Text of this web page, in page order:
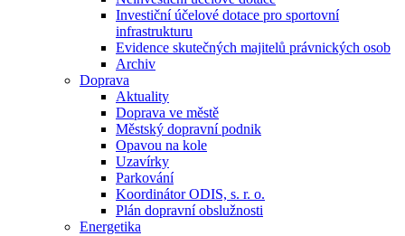
Investiční účelové dotace pro sportovní
infrastrukturu
Evidence skutečných majitelů právnických osob
Archiv
Doprava
Aktuality
Doprava ve městě
Městský dopravní podnik
Opavou na kole
Uzavírky
Parkování
Koordinátor ODIS, s. r. o.
Plán dopravní obslužnosti
Energetika